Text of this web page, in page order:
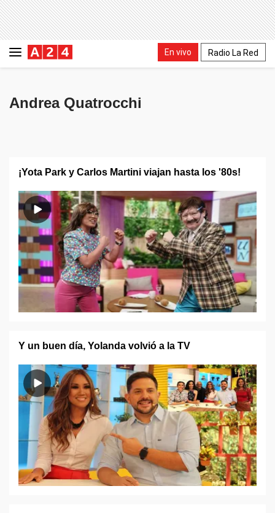
En vivo Radio La Red
Andrea Quatrocchi
¡Yota Park y Carlos Martini viajan hasta los '80s!
Y un buen día, Yolanda volvió a la TV